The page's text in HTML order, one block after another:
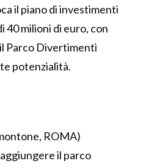
il piano di investimenti
40 milioni di euro, con
Parco Divertimenti
potenzialità.
ROMA)
il parco